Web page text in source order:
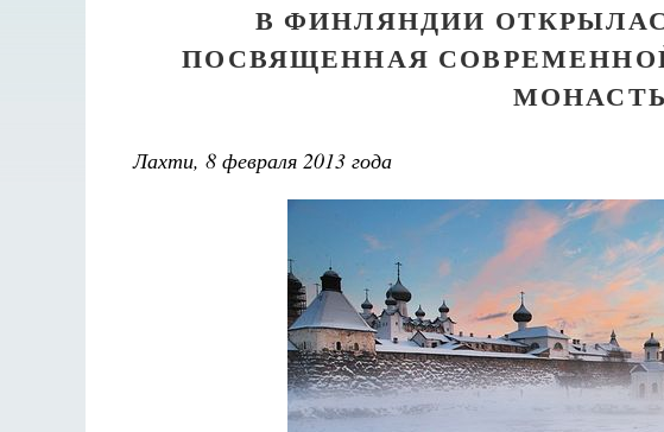
В ФИНЛЯНДИИ
ПОСВЯЩЕННАЯ
Лахти, 8 февраля 2013 года